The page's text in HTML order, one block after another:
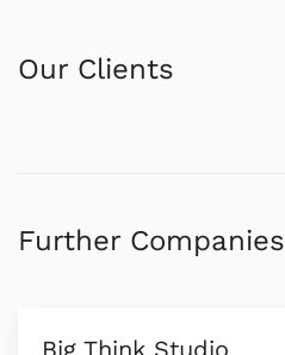
Our Clients
Further Companies